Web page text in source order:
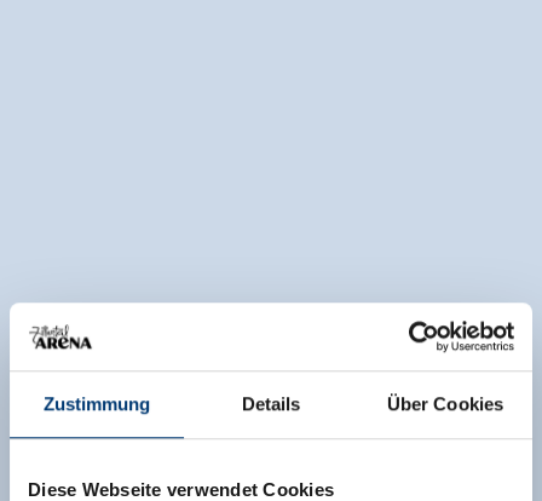
Zustimmung Details Über Cookies
Diese Webseite verwendet Cookies